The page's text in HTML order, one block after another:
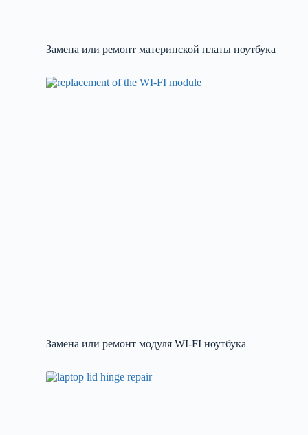
Замена или ремонт материнской платы ноутбука
Замена или ремонт модуля WI-FI ноутбука